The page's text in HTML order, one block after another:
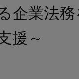
企業法
援～